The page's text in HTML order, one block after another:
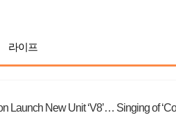
라이프
Launch New Unit ‘V8’… Singing of